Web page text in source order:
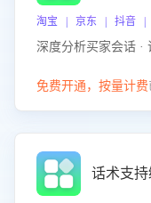
淘宝 | 京东 | 抖音 |
深度分析买家会话 ·
免费开通，按量计费
话术支